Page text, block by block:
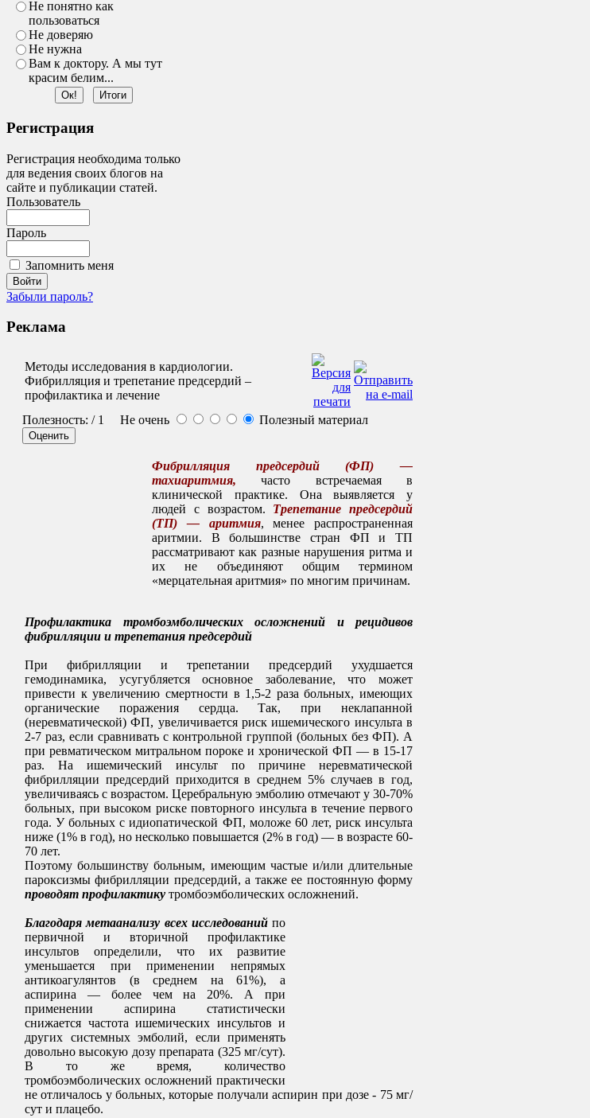
Не понятно как
пользоваться
Не доверяю
Не нужна
Вам к доктору. А мы тут
красим белим...
Регистрация
Регистрация необходима только
для ведения своих блогов на
сайте и публикации статей.
Пользователь
Пароль
Запомнить меня
Забыли пароль?
Реклама
Методы исследования в кардиологии.
Фибрилляция и трепетание предсердий –
профилактика и лечение
Полезность: / 1 Не очень Полезный материал
Фибрилляция предсердий (ФП) —
тахиаритмия,часто встречаемая в
клинической практике. Она выявляется у
людей с возрастом. Трепетание предсердий
(ТП) — аритмия, менее распространенная
аритмии. В большинстве стран ФП и ТП
рассматривают как разные нарушения ритма и
их не объединяют общим термином
«мерцательная аритмия» по многим причинам.
Профилактика тромбоэмболических осложнений и рецидивов
фибрилляции и трепетания предсердий
При фибрилляции и трепетании предсердий ухудшается
гемодинамика, усугубляется основное заболевание, что может
привести к увеличению смертности в 1,5-2 раза больных, имеющих
органические поражения сердца. Так, при неклапанной
(неревматической) ФП, увеличивается риск ишемического инсульта в
2-7 раз, если сравнивать с контрольной группой (больных без ФП). А
при ревматическом митральном пороке и хронической ФП — в 15-17
раз. На ишемический инсульт по причине неревматической
фибрилляции предсердий приходится в среднем 5% случаев в год,
увеличиваясь с возрастом. Церебральную эмболию отмечают у 30-70%
больных, при высоком риске повторного инсульта в течение первого
года. У больных с идиопатической ФП, моложе 60 лет, риск инсульта
ниже (1% в год), но несколько повышается (2% в год) — в возрасте 60-
70 лет.
Поэтому большинству больным, имеющим частые и/или длительные
пароксизмы фибрилляции предсердий, а также ее постоянную форму
проводят профилактику тромбоэмболических осложнений.
Благодаря метаанализу всех исследований по
первичной и вторичной профилактике
инсультов определили, что их развитие
уменьшается при применении непрямых
антикоагулянтов (в среднем на 61%), а
аспирина — более чем на 20%. А при
применении аспирина статистически
снижается частота ишемических инсультов и
других системных эмболий, если применять
довольно высокую дозу препарата (325 мг/сут).
В то же время, количество
тромбоэмболических осложнений практически
не отличалось у больных, которые получали аспирин при дозе - 75 мг/
сут и плацебо.